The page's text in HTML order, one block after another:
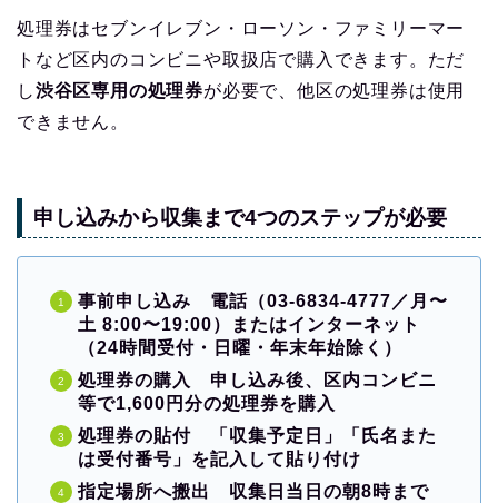
処理券はセブンイレブン・ローソン・ファミリーマー
トなど区内のコンビニや取扱店で購入できます。ただ
し渋谷区専用の処理券が必要で、他区の処理券は使用
できません。
申し込みから収集まで4つのステップが必要
事前申し込み 電話（03-6834-4777／月〜
土 8:00〜19:00）またはインターネット
（24時間受付・日曜・年末年始除く）
処理券の購入
申し込み後、区内コンビニ
等で1,600円分の処理券を購入
処理券の貼付 「収集予定日」「氏名また
は受付番号」を記入して貼り付け
指定場所へ搬出
収集日当日の朝8時まで